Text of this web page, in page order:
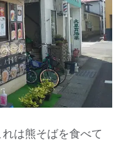
は熊そばを食べて